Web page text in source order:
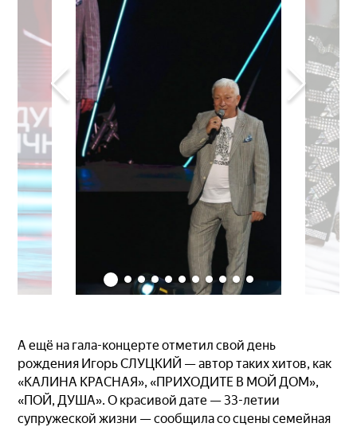
А ещё на гала-концерте отметил свой день
рождения Игорь СЛУЦКИЙ — автор таких хитов, как
«КАЛИНА КРАСНАЯ», «ПРИХОДИТЕ В МОЙ ДОМ»,
«ПОЙ, ДУША». О красивой дате — 33-летии
супружеской жизни — сообщила со сцены семейная